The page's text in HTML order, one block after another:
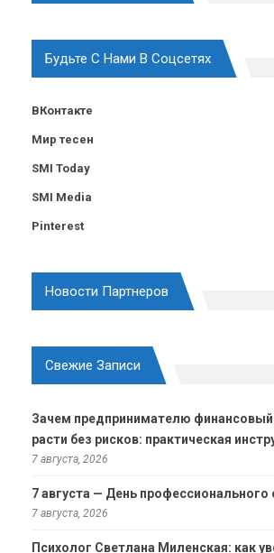
Будьте С Нами В Соцсетях
ВКонтакте
Мир тесен
SMI Today
SMI Media
Pinterest
Новости Партнеров
Свежие Записи
Зачем предпринимателю финансовый
расти без рисков: практическая
7 августа, 2026
7 августа — День профессионального
7 августа, 2026
Психолог Светлана Миленская: как